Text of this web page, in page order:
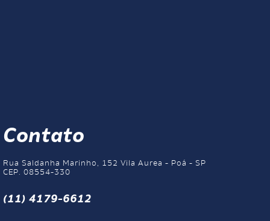
Contato
Rua Saldanha Marinho, 152 Vila Aurea - Poá - SP
CEP. 08554-330
(11) 4179-6612